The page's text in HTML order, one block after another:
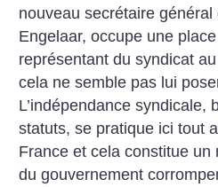
nouveau secrétaire
Engelaar, occupe une
représentant du syndicat
cela ne semble pas lui
L’indépendance syndicale,
statuts, se pratique ici tout
France et cela constitue un
du gouvernement